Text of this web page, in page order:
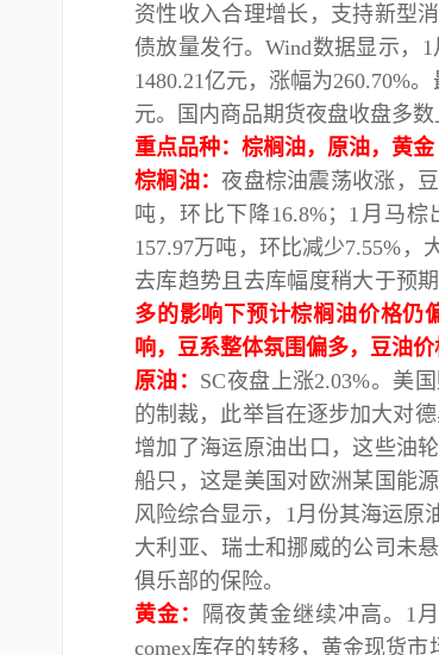
资性收入合理增长，支持新型
债放量发行。Wind数据显示，
1480.21亿元，涨幅为260.70%
元。国内商品期货夜盘收盘多
重点品种： 棕榈油，原油，黄金
棕榈油：夜盘棕油震荡收涨，
吨，环比下降16.8%；1月马
157.97万吨，环比减少7.55%
去库趋势且去库幅度稍大于预
多的影响下预计棕榈油价格仍
响，豆系整体氛围偏多，豆油价
原油： SC夜盘上涨2.03%。美
的制裁，此举旨在逐步加大对
增加了海运原油出口，这些油
船只，这是美国对欧洲某国能
风险综合显示，1月份其海运原
大利亚、瑞士和挪威的公司未
俱乐部的保险。
黄金： 隔夜黄金继续冲高。 1
comex库存的转移，黄金现货